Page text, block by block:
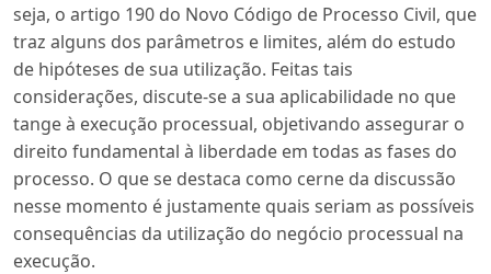
seja, o artigo 190 do Novo Código de Processo Civil, que
traz alguns dos parâmetros e limites, além do estudo
de hipóteses de sua utilização. Feitas tais
considerações, discute-se a sua aplicabilidade no que
tange à execução processual, objetivando assegurar o
direito fundamental à liberdade em todas as fases do
processo. O que se destaca como cerne da discussão
nesse momento é justamente quais seriam as possíveis
consequências da utilização do negócio processual na
execução.